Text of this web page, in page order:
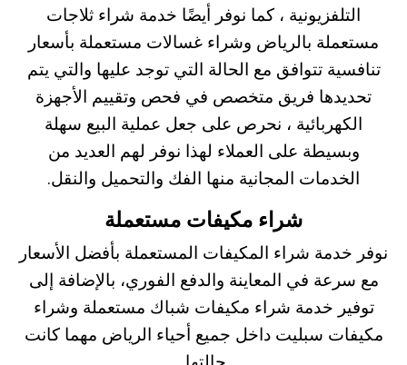
التلفزيونية ، كما نوفر أيضًا خدمة شراء ثلاجات
مستعملة بالرياض وشراء غسالات مستعملة بأسعار
تنافسية تتوافق مع الحالة التي توجد عليها والتي يتم
تحديدها فريق متخصص في فحص وتقييم الأجهزة
الكهربائية ، نحرص على جعل عملية البيع سهلة
وبسيطة على العملاء لهذا نوفر لهم العديد من
الخدمات المجانية منها الفك والتحميل والنقل.
شراء مكيفات مستعملة
نوفر خدمة شراء المكيفات المستعملة بأفضل الأسعار
مع سرعة في المعاينة والدفع الفوري، بالإضافة إلى
توفير خدمة شراء مكيفات شباك مستعملة وشراء
مكيفات سبليت داخل جميع أحياء الرياض مهما كانت